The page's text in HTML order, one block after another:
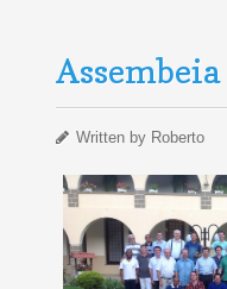
Assembeia
Written by Roberto